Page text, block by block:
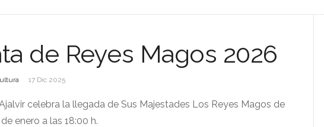
de Reyes Magos 2026
17 Dic 2025
celebra la llegada de Sus Majestades Los Reyes Magos de
enero a las 18:00 h.